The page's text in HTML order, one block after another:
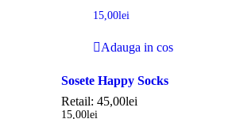
15,00lei
Adauga in cos
Sosete Happy Socks
Retail: 45,00lei
15,00lei